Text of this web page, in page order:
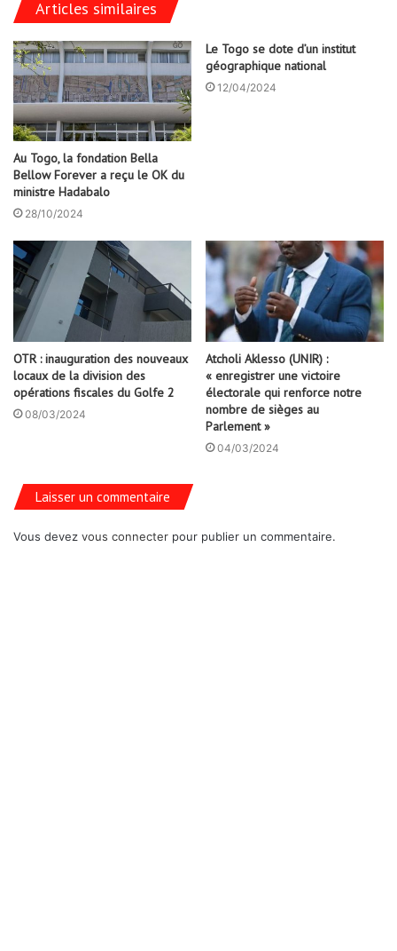
Articles similaires
Au Togo, la fondation Bella
Bellow Forever a reçu le OK du
ministre Hadabalo
28/10/2024
Le Togo se dote d’un institut
géographique national
12/04/2024
OTR : inauguration des nouveaux
locaux de la division des
opérations fiscales du Golfe 2
08/03/2024
Atcholi Aklesso (UNIR) :
« enregistrer une victoire
électorale qui renforce notre
nombre de sièges au
Parlement »
04/03/2024
Laisser un commentaire
Vous devez vous connecter pour publier un commentaire.